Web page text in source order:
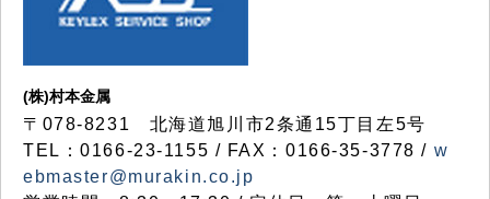
(株)村本金属
〒078-8231 北海道旭川市2条通15丁目左5号
TEL：0166-23-1155 / FAX：0166-35-3778 / w
ebmaster@murakin.co.jp